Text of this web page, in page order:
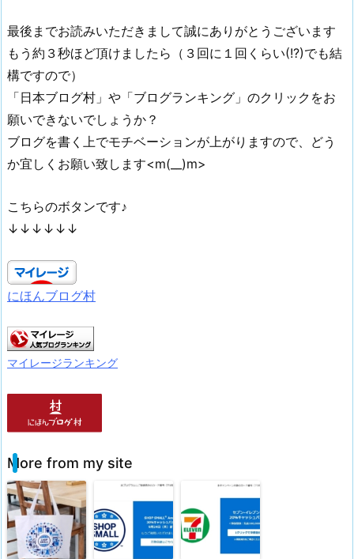
最後までお読みいただきまして誠にありがとうございます
もう約３秒ほど頂けましたら（３回に１回くらい(!?)でも結
構ですので）
「日本ブログ村」や「ブログランキング」のクリックをお
願いできないでしょうか？
ブログを書く上でモチベーションが上がりますので、どう
か宜しくお願い致します<m(__)m>
こちらのボタンです♪
↓↓↓↓↓↓
にほんブログ村
マイレージランキング
More from my site